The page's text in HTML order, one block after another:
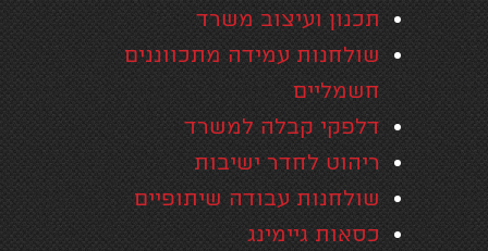
תכנון ועיצוב משרד
שולחנות עמידה מתכווננים
חשמליים
דלפקי קבלה למשרד
ריהוט לחדר ישיבות
שולחנות עבודה שיתופיים
כסאות גיימינג